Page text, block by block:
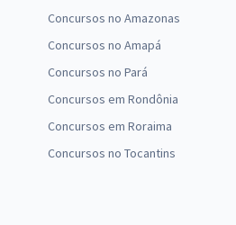
Concursos no Amazonas
Concursos no Amapá
Concursos no Pará
Concursos em Rondônia
Concursos em Roraima
Concursos no Tocantins